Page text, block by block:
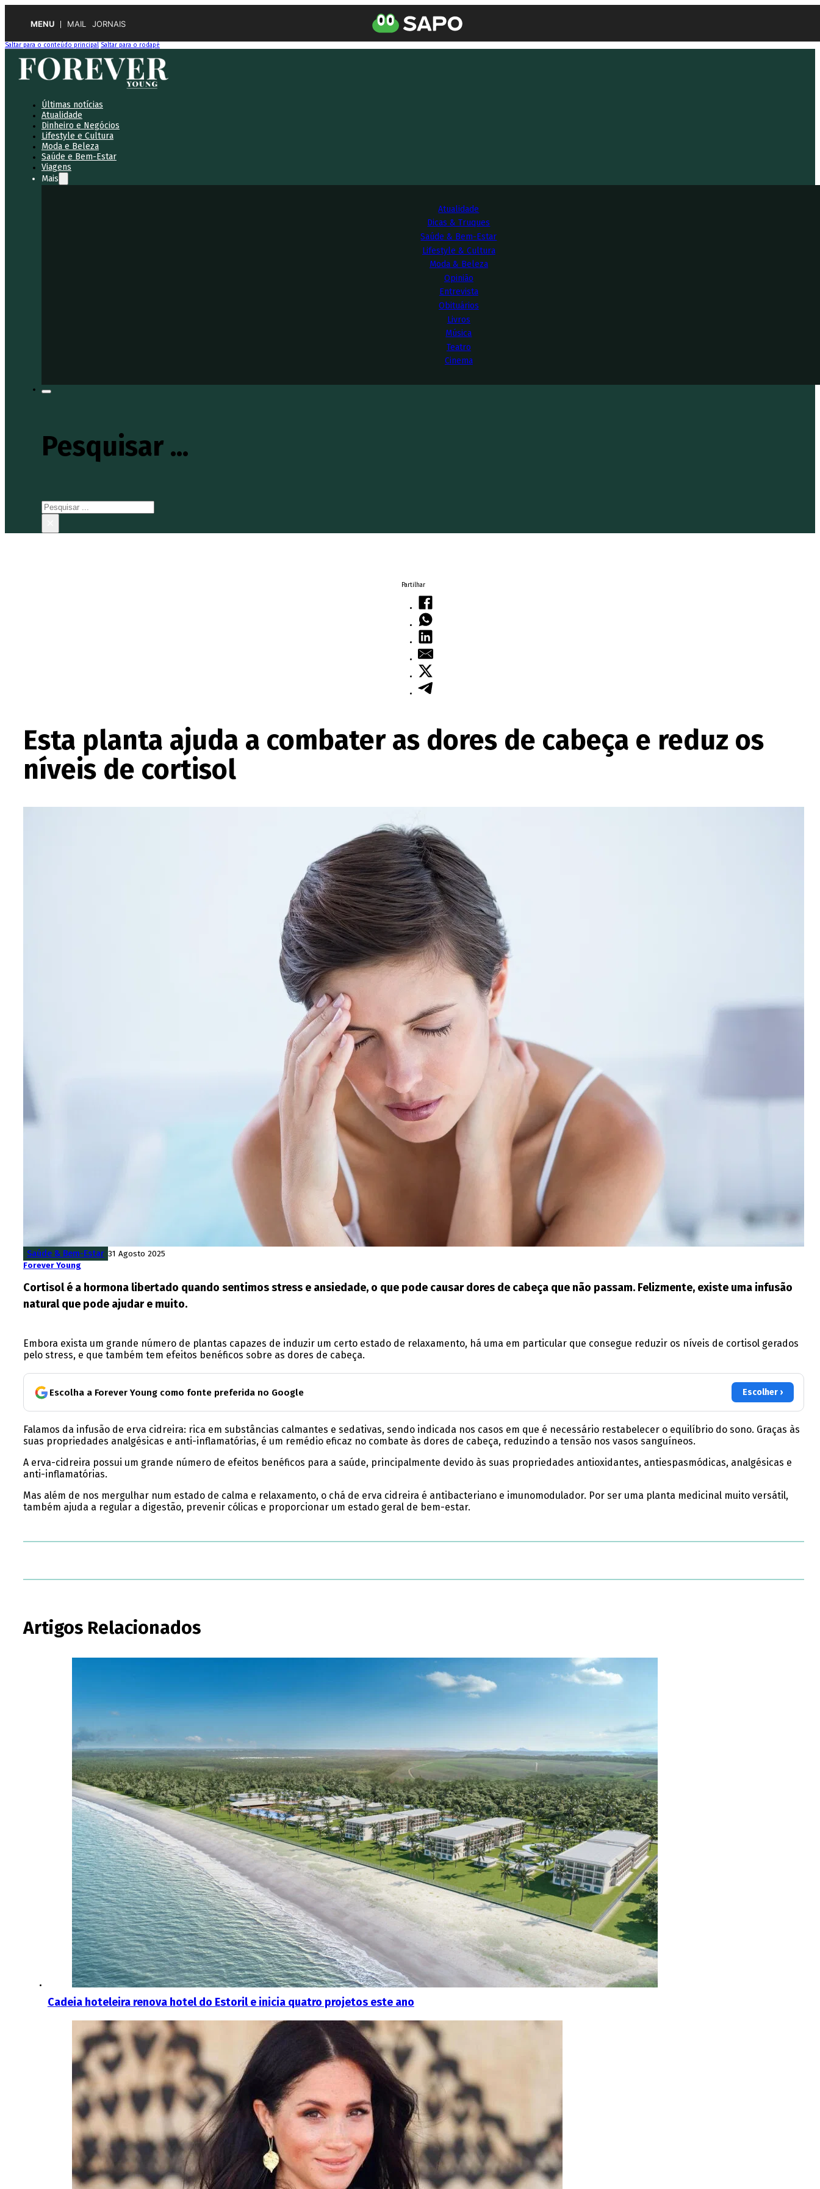
MENU MAIL JORNAIS
Saltar para o conteúdo principal Saltar para o rodapé
Últimas notícias
Atualidade
Dinheiro e Negócios
Lifestyle e Cultura
Moda e Beleza
Saúde e Bem-Estar
Viagens
Mais
Atualidade
Dicas & Truques
Saúde & Bem-Estar
Lifestyle & Cultura
Moda & Beleza
Opinião
Entrevista
Obituários
Livros
Música
Teatro
Cinema
Pesquisar ...
Pesquisar
Partilhar
Esta planta ajuda a combater as dores de cabeça e reduz os
níveis de cortisol
Saúde & Bem-Estar 31 Agosto 2025
Forever Young
Cortisol é a hormona libertado quando sentimos stress e ansiedade, o que pode causar dores de cabeça que não passam. Felizmente, existe uma infusão
natural que pode ajudar e muito.
Embora exista um grande número de plantas capazes de induzir um certo estado de relaxamento, há uma em particular que consegue reduzir os níveis de cortisol gerados
pelo stress, e que também tem efeitos benéficos sobre as dores de cabeça.
Escolha a Forever Young como fonte preferida no Google Escolher ›
Falamos da infusão de erva cidreira: rica em substâncias calmantes e sedativas, sendo indicada nos casos em que é necessário restabelecer o equilíbrio do sono. Graças às
suas propriedades analgésicas e anti-inflamatórias, é um remédio eficaz no combate às dores de cabeça, reduzindo a tensão nos vasos sanguíneos.
A erva-cidreira possui um grande número de efeitos benéficos para a saúde, principalmente devido às suas propriedades antioxidantes, antiespasmódicas, analgésicas e
anti-inflamatórias.
Mas além de nos mergulhar num estado de calma e relaxamento, o chá de erva cidreira é antibacteriano e imunomodulador. Por ser uma planta medicinal muito versátil,
também ajuda a regular a digestão, prevenir cólicas e proporcionar um estado geral de bem-estar.
Artigos Relacionados
Cadeia hoteleira renova hotel do Estoril e inicia quatro projetos este ano